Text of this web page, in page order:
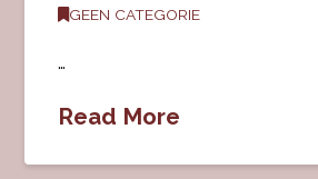
GEEN CATEGORIE
…
Read More